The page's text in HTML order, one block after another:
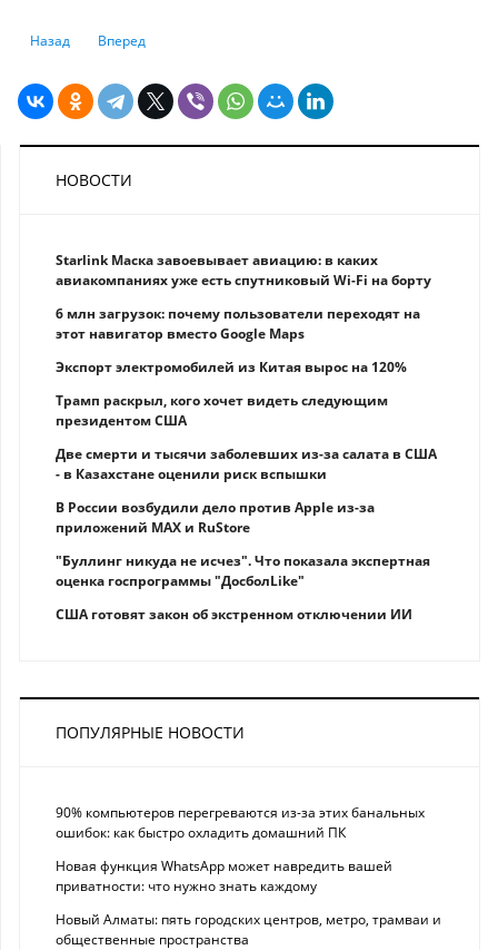
Предыдущий: Сколько стоил советский рубль в пересчёте на тенге
Назад Следующий: 60% новых кредитов юрлицам приходится на
Вперед
НОВОСТИ
Starlink Маска завоевывает авиацию: в каких
авиакомпаниях уже есть спутниковый Wi-Fi на борту
6 млн загрузок: почему пользователи переходят на
этот навигатор вместо Google Maps
Экспорт электромобилей из Китая вырос на 120%
Трамп раскрыл, кого хочет видеть следующим
президентом США
Две смерти и тысячи заболевших из-за салата в США
- в Казахстане оценили риск вспышки
В России возбудили дело против Apple из-за
приложений MAX и RuStore
"Буллинг никуда не исчез". Что показала экспертная
оценка госпрограммы "ДосболLike"
США готовят закон об экстренном отключении ИИ
ПОПУЛЯРНЫЕ НОВОСТИ
90% компьютеров перегреваются из-за этих банальных
ошибок: как быстро охладить домашний ПК
Новая функция WhatsApp может навредить вашей
приватности: что нужно знать каждому
Новый Алматы: пять городских центров, метро, трамваи и
общественные пространства